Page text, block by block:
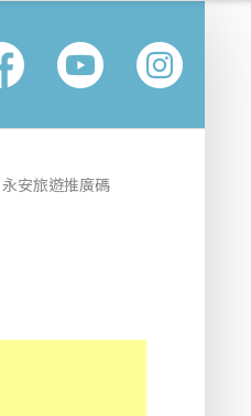
永安旅遊推廣碼